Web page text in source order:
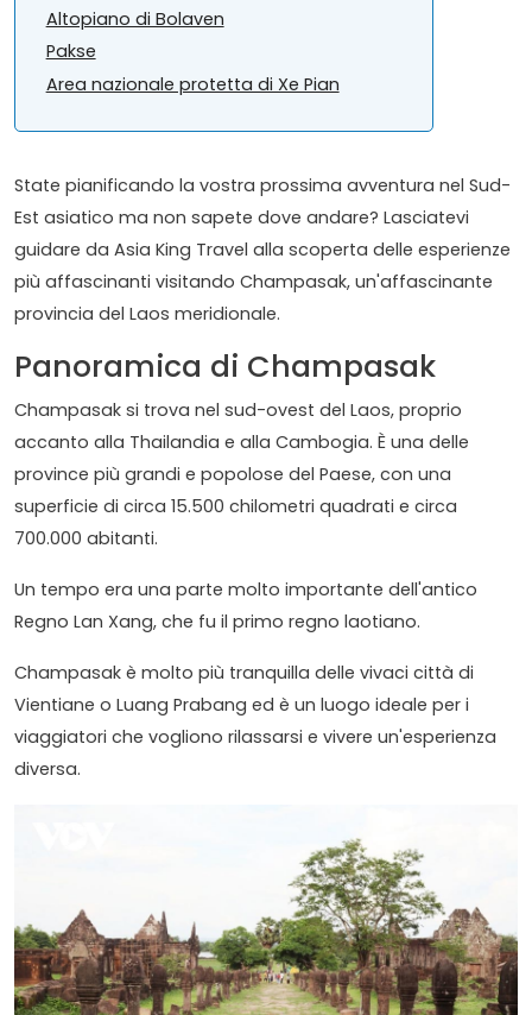
Altopiano di Bolaven
Pakse
Area nazionale protetta di Xe Pian
State pianificando la vostra prossima avventura nel Sud-
Est asiatico ma non sapete dove andare? Lasciatevi
guidare da Asia King Travel alla scoperta delle esperienze
più affascinanti visitando Champasak, un'affascinante
provincia del Laos meridionale.
Panoramica di Champasak
Champasak si trova nel sud-ovest del Laos, proprio
accanto alla Thailandia e alla Cambogia. È una delle
province più grandi e popolose del Paese, con una
superficie di circa 15.500 chilometri quadrati e circa
700.000 abitanti.
Un tempo era una parte molto importante dell'antico
Regno Lan Xang, che fu il primo regno laotiano.
Champasak è molto più tranquilla delle vivaci città di
Vientiane o Luang Prabang ed è un luogo ideale per i
viaggiatori che vogliono rilassarsi e vivere un'esperienza
diversa.